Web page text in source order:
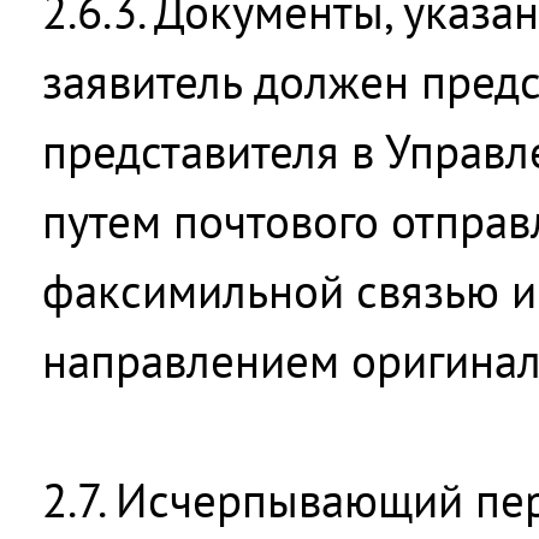
заявитель должен
представителя в
путем почтового
факсимильной связью
направлением
2.7. Исчерпывающий